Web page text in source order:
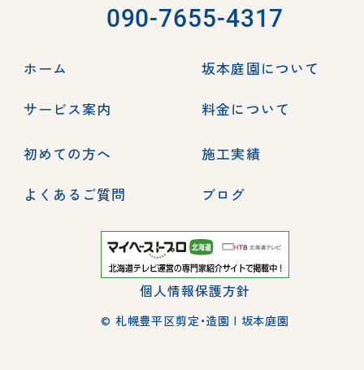
090-7655-4317
ホーム
坂本庭園について
サービス案内
料金について
初めての方へ
施工実績
よくあるご質問
ブログ
個人情報保護方針
© 札幌豊平区剪定・造園 | 坂本庭園